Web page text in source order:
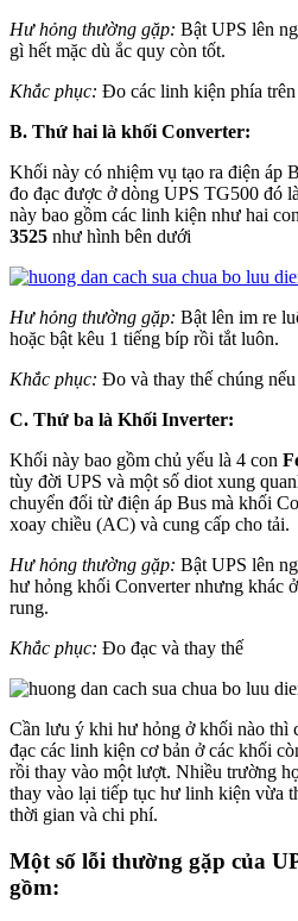
Hư hỏng thường gặp: Bật UPS lên
gì hết mặc dù ắc quy còn tốt.
Khắc phục: Đo các linh kiện phía
B. Thứ hai là khối Converter:
Khối này có nhiệm vụ tạo ra điện áp
đo đạc được ở dòng UPS TG500 đó
này bao gồm các linh kiện như hai con
3525 như hình bên dưới
Hư hỏng thường gặp: Bật lên im re
hoặc bật kêu 1 tiếng bíp rồi tắt luôn.
Khắc phục: Đo và thay thế chúng
C. Thứ ba là Khối Inverter:
Khối này bao gồm chủ yếu là 4 con
tùy đời UPS và một số diot xung
chuyển đổi từ điện áp Bus mà khối
xoay chiều (AC) và cung cấp cho tải.
Hư hỏng thường gặp: Bật UPS lên
hư hỏng khối Converter nhưng khác
rung.
Khắc phục: Đo đạc và thay thế
Cần lưu ý khi hư hỏng ở khối nào thì
đạc các linh kiện cơ bản ở các khối
rồi thay vào một lượt. Nhiều trường
thay vào lại tiếp tục hư linh kiện vừa
thời gian và chi phí.
Một số lỗi thường gặp của
gồm: